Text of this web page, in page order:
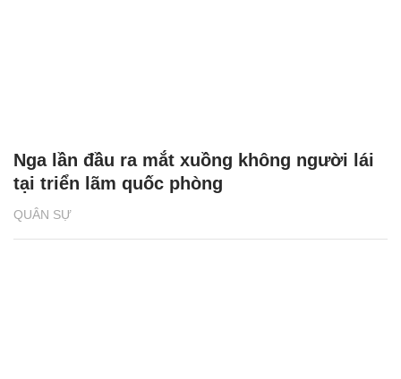
QUÂN SỰ
Nga lần đầu ra mắt xuồng không người lái
tại triển lãm quốc phòng